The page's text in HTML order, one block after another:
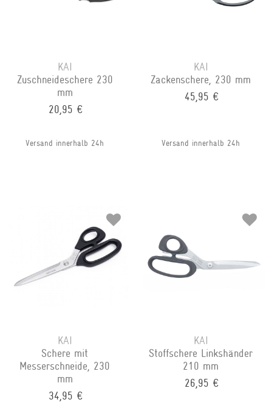
KAI
Zuschneideschere 230
mm
20,95 €
Versand innerhalb 24h
KAI
Zackenschere, 230 mm
45,95 €
Versand innerhalb 24h
KAI
Schere mit
Messerschneide, 230
mm
34,95 €
KAI
Stoffschere Linkshänder
210 mm
26,95 €